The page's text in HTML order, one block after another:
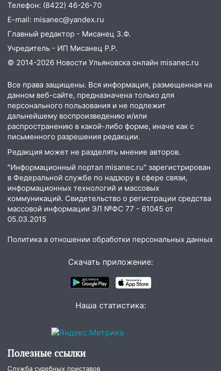
14:26 Жители Ульяновска сами
пытаются расчистить ливнёвки, не
дождавшись коммунальщиков
14:16 Шторм продолжает ломать город:
на улице Любови Шевцовой рухнул
14:14 Студента из Ульяновска обманули
мошенники под видом преподавателя
14:12 Куда жаловаться ульяновцам на
упавшее дерево или затопленную улицу
после непогоды
13:59
В Новом городе ураганным
ветром сорвало опалубку со
строящегося дома
13:54 В мэрии Ульяновска рассказали,
как устраняют последствия мощного
шторма
13:49
Стихия продолжает крушить
Орджоникидзе
На Нижней Террасе мощным
ветром вырвало дерево с корнем
Сильный ветер сорвал крышу с
Непогода продолжает бить по
сошёл с рельсов
Телефон: (8422) 46-26-70
E-mail: misanec@yandex.ru
Главный редактор - Мисанец З.Ф.
Учредитель - ИП Мисанец Р.Р.
© 2014-2026 Новости Ульяновска онлайн misanec.ru
Все права защищены. Вся информация, размещенная на
данном веб-сайте, предназначена только для
персонального пользования и не подлежит
дальнейшему воспроизведению и/или
распространению в какой-либо форме, иначе как с
письменного разрешения редакции.
Редакция может не разделять мнение авторов.
"Информационный портал misanec.ru" зарегистрирован
в Федеральной службе по надзору в сфере связи,
информационных технологий и массовых
коммуникаций. Свидетельство о регистрации средства
массовой информации ЭЛ №ФС 77 - 61045 от
05.03.2015
Политика в отношении обработки персональных данных
Скачать приложение:
Наша статистика:
Полезные ссылки
Служба судебных приставов